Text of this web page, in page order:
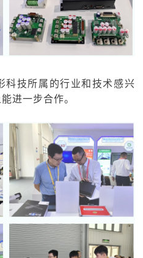
科技所属的行业和技术感兴
进一步合作。